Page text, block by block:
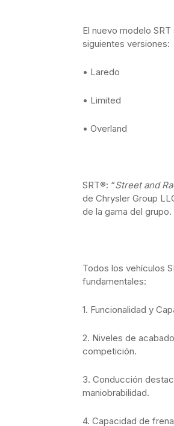
El nuevo modelo
siguientes versiones:
• Laredo
• Limited
• Overland
SRT®: “Street and
de Chrysler Group
de la gama del grupo.
Todos los vehículos
fundamentales:
1. Funcionalidad y
2. Niveles de
competición.
3. Conducción
maniobrabilidad.
4. Capacidad de